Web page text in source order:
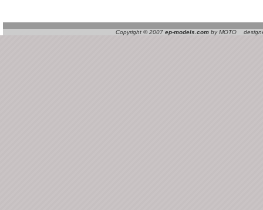
Copyright © 2007 ep-models.com by MOTO